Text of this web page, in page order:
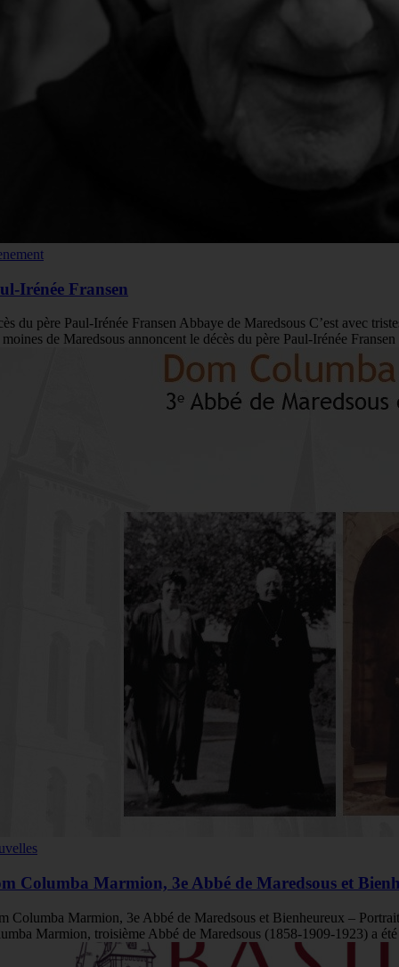
Irénée Fransen
du père Paul-Irénée Fransen Abbaye de Maredsous C’est avec
moines de Maredsous annoncent le décès du père Paul-Irénée
Columba Marmion, 3e Abbé de Maredsous et
Columba Marmion, 3e Abbé de Maredsous et Bienheureux –
Marmion, troisième Abbé de Maredsous (1858-1909-1923) a